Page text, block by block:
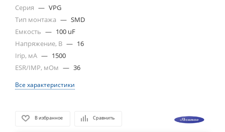
Серия — VPG
Тип монтажа — SMD
Емкость — 100 uF
Напряжение, В — 16
Irip, мА — 1500
ESR/IMP, мОм — 36
Все характеристики
В избранное Сравнить